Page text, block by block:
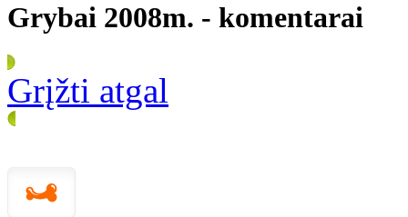
Grybai 2008m. - komentarai
Grįžti atgal